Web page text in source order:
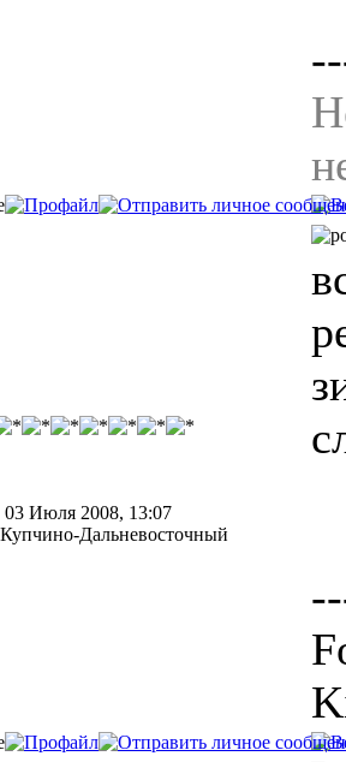
03 Июля 2008, 13:07
Дальневосточный